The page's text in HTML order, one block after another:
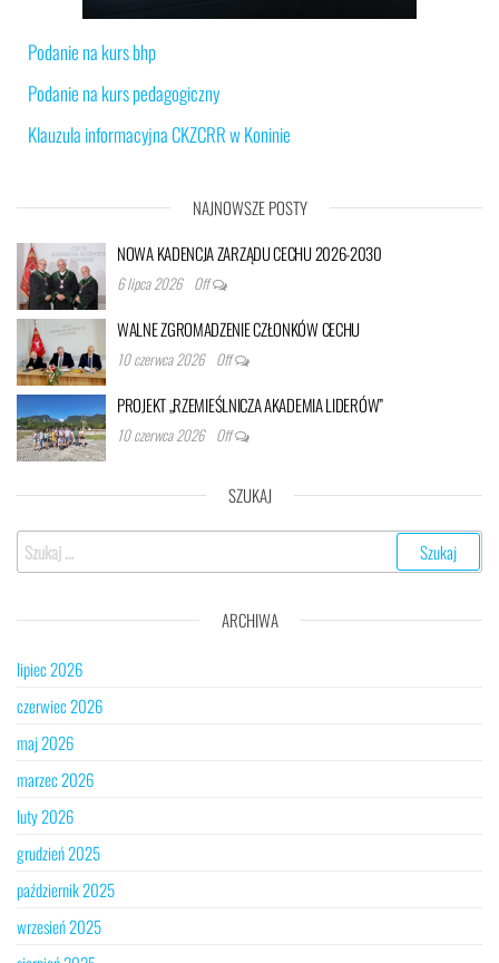
Podanie na kurs bhp
Podanie na kurs pedagogiczny
Klauzula informacyjna CKZCRR w Koninie
NAJNOWSZE POSTY
NOWA KADENCJA ZARZĄDU CECHU 2026-2030
6 lipca 2026 Off
WALNE ZGROMADZENIE CZŁONKÓW CECHU
10 czerwca 2026 Off
PROJEKT „RZEMIEŚLNICZA AKADEMIA LIDERÓW”
10 czerwca 2026 Off
SZUKAJ
ARCHIWA
lipiec 2026
czerwiec 2026
maj 2026
marzec 2026
luty 2026
grudzień 2025
październik 2025
wrzesień 2025